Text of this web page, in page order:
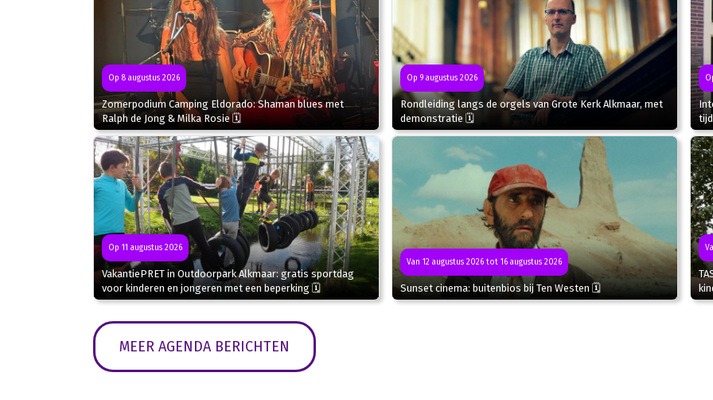
Op 8 augustus 2026
Zomerpodium Camping Eldorado: Shaman blues met
Ralph de Jong & Milka Rosie 🗓
Op 9 augustus 2026
Rondleiding langs de orgels van Grote Kerk Alkmaar, met
demonstratie 🗓
Op 11 augustus 2026
VakantiePRET in Outdoorpark Alkmaar: gratis sportdag
voor kinderen en jongeren met een beperking 🗓
Van 12 augustus 2026 tot 16 augustus 2026
Sunset cinema: buitenbios bij Ten Westen 🗓
MEER AGENDA BERICHTEN